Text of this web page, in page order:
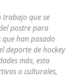
trabajo que se
postre para
que han pasado
deporte de hockey
más, esta
o culturales,